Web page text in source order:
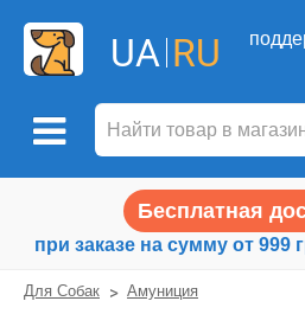
UA RU
Бесплатная
при заказе на сумму от 999
Для Собак Амуниция